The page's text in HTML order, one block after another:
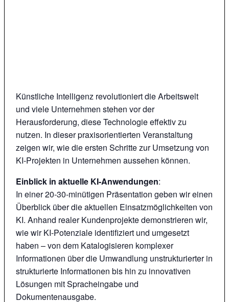
Künstliche Intelligenz revolutioniert die Arbeitswelt
und viele Unternehmen stehen vor der
Herausforderung, diese Technologie effektiv zu
nutzen. In dieser praxisorientierten Veranstaltung
zeigen wir, wie die ersten Schritte zur Umsetzung von
KI-Projekten in Unternehmen aussehen können.
Einblick in aktuelle KI-Anwendungen:
In einer 20-30-minütigen Präsentation geben wir einen
Überblick über die aktuellen Einsatzmöglichkeiten von
KI. Anhand realer Kundenprojekte demonstrieren wir,
wie wir KI-Potenziale identifiziert und umgesetzt
haben – von dem Katalogisieren komplexer
Informationen über die Umwandlung unstrukturierter in
strukturierte Informationen bis hin zu innovativen
Lösungen mit Spracheingabe und
Dokumentenausgabe.